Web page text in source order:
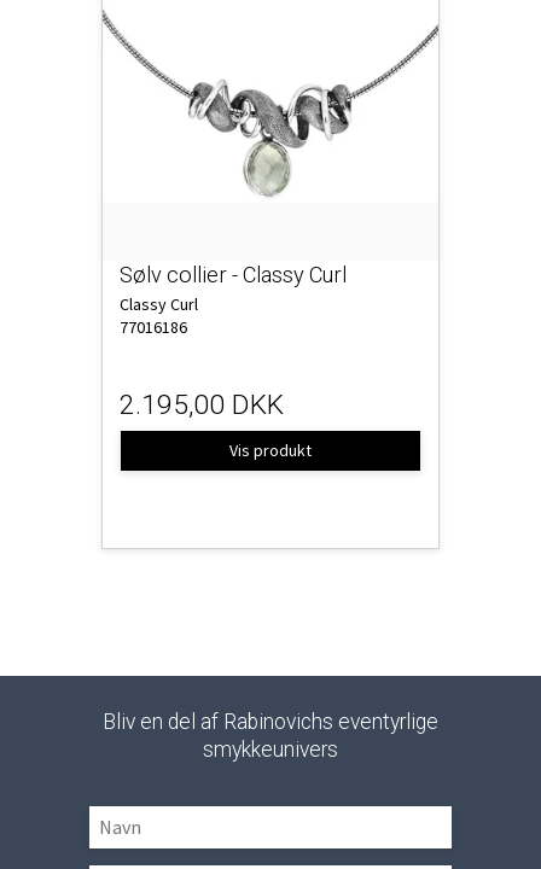
Sølv collier - Classy Curl
Classy Curl
77016186
2.195,00 DKK
Vis produkt
Bliv en del af Rabinovichs eventyrlige
smykkeunivers